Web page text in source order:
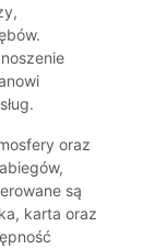
oraz
są
karta oraz